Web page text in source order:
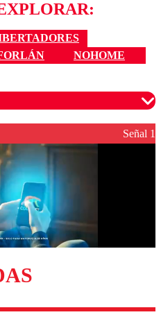
NOHOME
para garantizar un
Enviar comentario
Señal 1